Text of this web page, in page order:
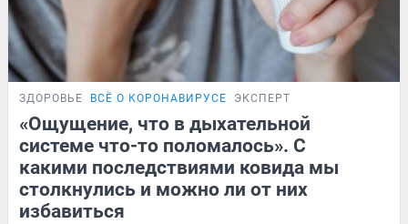
ЗДОРОВЬЕ ВСЁ О КОРОНАВИРУСЕ ЭКСПЕРТ
«Ощущение, что в дыхательной
системе что-то поломалось». С
какими последствиями ковида мы
столкнулись и можно ли от них
избавиться